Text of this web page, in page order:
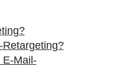
E-Mail-